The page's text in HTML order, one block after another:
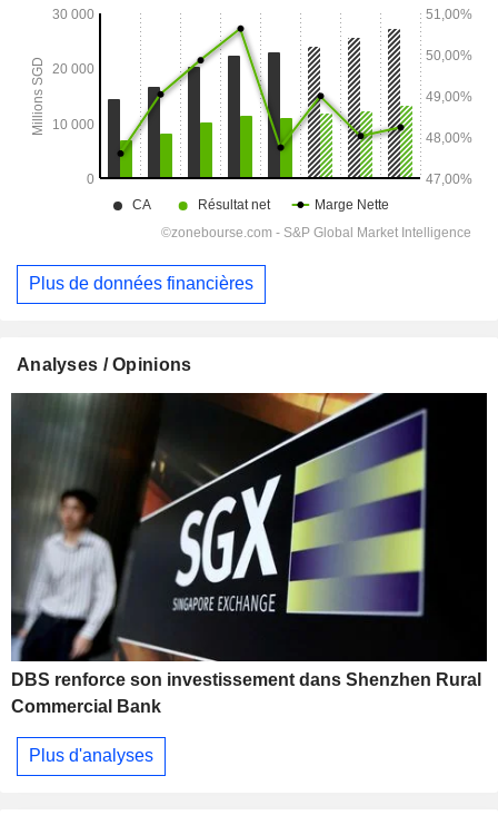
Plus de données financières
Analyses / Opinions
DBS renforce son investissement dans Shenzhen Rural
Commercial Bank
Plus d'analyses